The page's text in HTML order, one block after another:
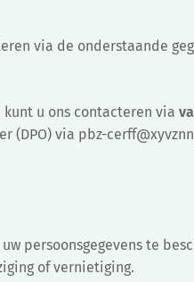
via de onderstaande
u ons contacteren via
(DPO) via pbz-
persoonsgegevens te
of vernietiging.